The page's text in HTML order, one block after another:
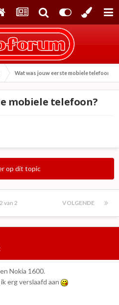
Wat was jouw eerste mobiele telefoon?
mobiele telefoon?
op dit topic
VOLGENDE
van 2
Nokia 1600.
erg verslaafd aan